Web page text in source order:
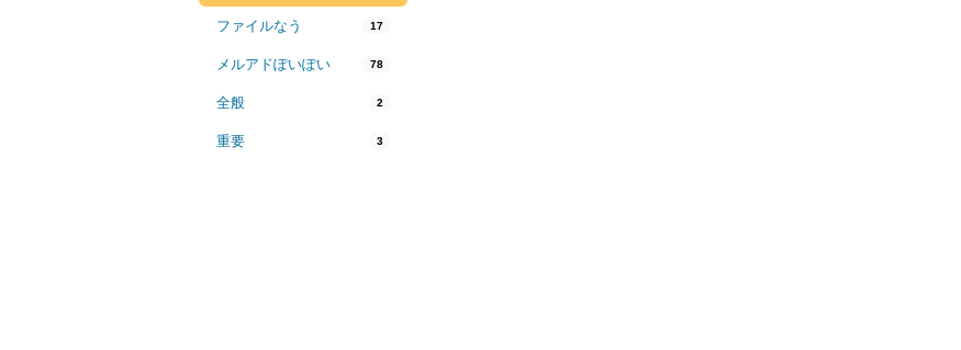
ファイルなう 17
メルアドぽいぽい 78
全般 2
重要 3